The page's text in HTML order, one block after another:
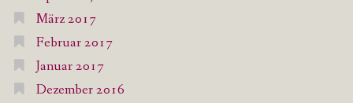
März 2017
Februar 2017
Januar 2017
Dezember 2016